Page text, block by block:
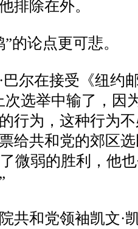
排除在外。
”的论点更可悲。
·巴尔在接受《纽约
次选举中输了，因
行为，这种行为
给共和党的郊区
微弱的胜利，他
”
共和党领袖凯文·